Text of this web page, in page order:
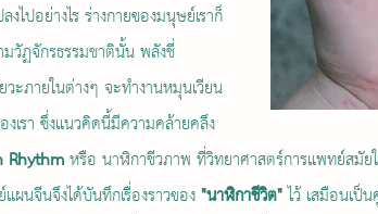
ไปอย่างไร ร่างกายของมนุษย์เราก็
วัฏจักรธรรมชาตินั้น พลังชี่
ะภายในต่างๆ จะทำงานหมุนเวียน
เรา ซึ่งแนวคิดนี้มีความคล้ายคลึง
Rhythm หรือ นาฬิกาชีวภาพ ที่วิทยาศาสตร์การแพทย์สมัย
ผนจีนจึงได้บันทึกเรื่องราวของ "นาฬิกาชีวิต" ไว้ เสมือนเ